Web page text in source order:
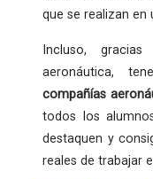
que se realizan en
Incluso,
aeronáutica,
compañías
todos los
destaquen y
reales de trabajar